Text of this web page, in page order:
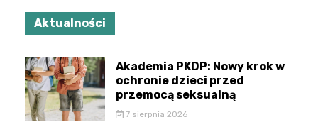
Aktualności
Akademia PKDP: Nowy krok w
ochronie dzieci przed
przemocą seksualną
7 sierpnia 2026